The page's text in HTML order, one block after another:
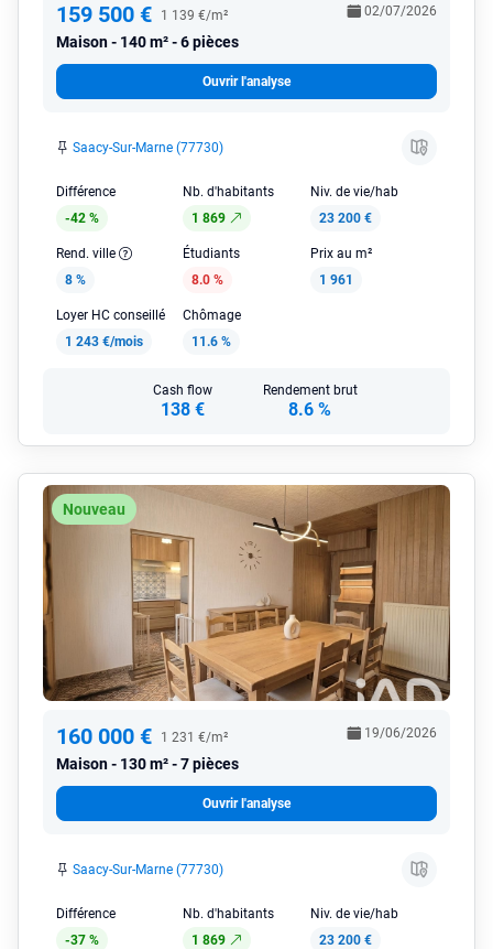
159 500 € 1 139 €/m²
Maison 140 m² - 6 pièces
02/07/2026
Ouvrir l'analyse
Saacy-Sur-Marne (77730)
Différence
-42 %
Nb. d'habitants
1 869
Niv. de vie/hab
23 200 €
Rend. ville
8 %
Étudiants
8.0 %
Prix au m²
1 961
Loyer HC conseillé
1 243 €/mois
Chômage
11.6 %
Cash flow
138 €
Rendement brut
8.6 %
Nouveau
160 000 € 1 231 €/m²
Maison 130 m² - 7 pièces
19/06/2026
Ouvrir l'analyse
Saacy-Sur-Marne (77730)
Différence
-37 %
Nb. d'habitants
1 869
Niv. de vie/hab
23 200 €